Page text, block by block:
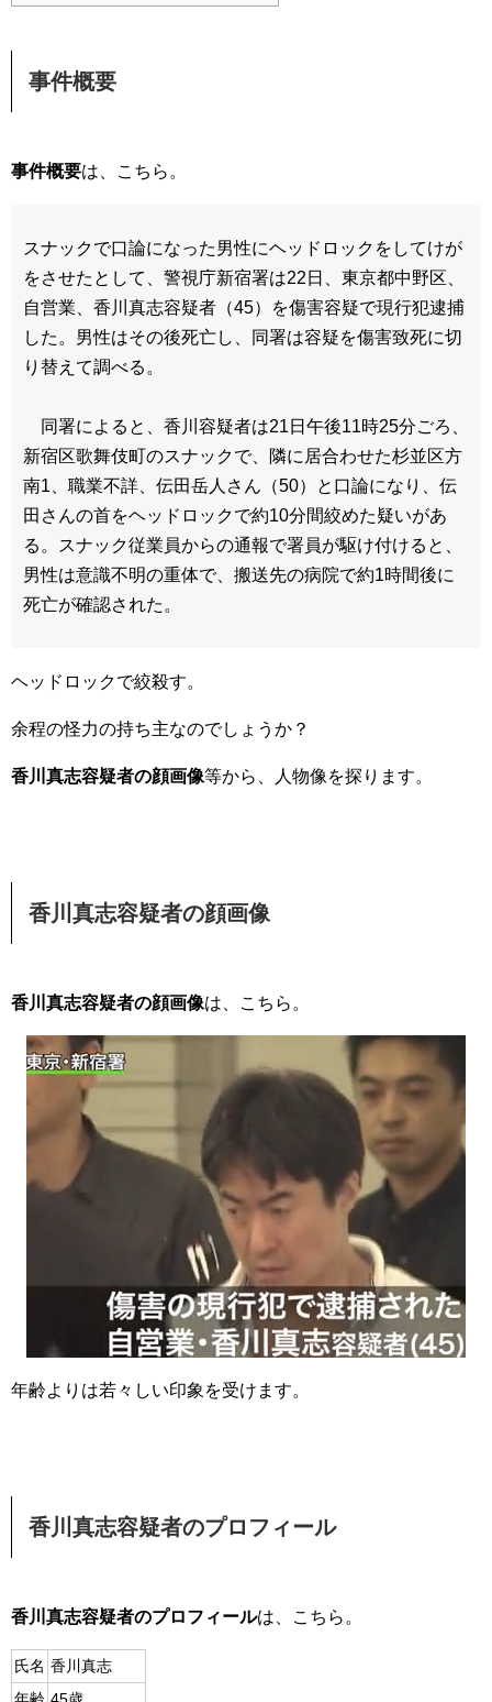
事件概要
事件概要は、こちら。
スナックで口論になった男性にヘッドロックをしてけが
をさせたとして、警視庁新宿署は22日、東京都中野区、
自営業、香川真志容疑者（45）を傷害容疑で現行犯逮捕
した。男性はその後死亡し、同署は容疑を傷害致死に切
り替えて調べる。
同署によると、香川容疑者は21日午後11時25分ごろ、
新宿区歌舞伎町のスナックで、隣に居合わせた杉並区方
南1、職業不詳、伝田岳人さん（50）と口論になり、伝
田さんの首をヘッドロックで約10分間絞めた疑いがあ
る。スナック従業員からの通報で署員が駆け付けると、
男性は意識不明の重体で、搬送先の病院で約1時間後に
死亡が確認された。
ヘッドロックで絞殺す。
余程の怪力の持ち主なのでしょうか？
香川真志容疑者の顔画像等から、人物像を探ります。
香川真志容疑者の顔画像
香川真志容疑者の顔画像は、こちら。
年齢よりは若々しい印象を受けます。
香川真志容疑者のプロフィール
香川真志容疑者のプロフィールは、こちら。
氏名 香川真志